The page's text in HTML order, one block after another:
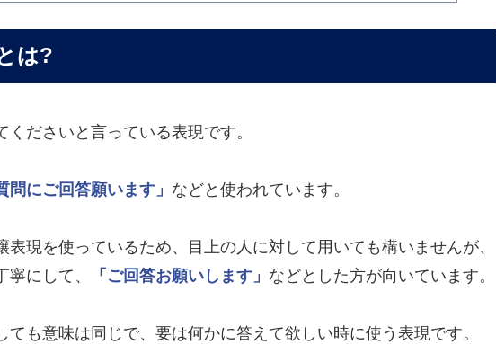
は?
くださいと言っている表現です。
問にご回答願います」 などと使われています。
表現を使っているため、目上の人に対して用いても構いませんが、
にして、
「ご回答お願いします」 などとした方が向いています。
ても意味は同じで、要は何かに答えて欲しい時に使う表現です。